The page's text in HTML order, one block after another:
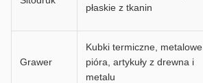
płaskie z tkanin
Grawer
Kubki termiczne, metalowe
pióra, artykuły z drewna i
metalu